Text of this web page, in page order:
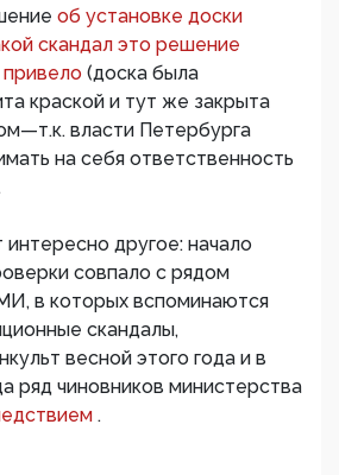
об установке доски
скандал это решение
(доска была
краской и тут же закрыта
власти Петербурга
на себя ответственность
другое: начало
совпало с рядом
в которых вспоминаются
скандалы,
весной этого года и в
ряд чиновников министерства
.